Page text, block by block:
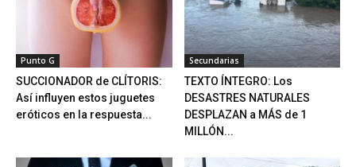
Punto G
SUCCIONADOR de CLÍTORIS:
Así influyen estos juguetes
eróticos en la respuesta...
Secundarias
TEXTO ÍNTEGRO: Los
DESASTRES NATURALES
DESPLAZAN a MÁS de 1
MILLÓN...